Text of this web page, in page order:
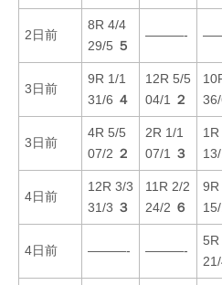
2日前
8R 4/4
29/5 ５
———-
3日前
9R 1/1
31/6 ４
12R 5/5
04/1
２
3日前
4R 5/5
07/2 ２
2R 1/1
07/1
３
1R
13/
4日前
12R 3/3
31/3 ３
11R 2/2
24/2 ６
9R
15/
4日前 ———- ———-
5R